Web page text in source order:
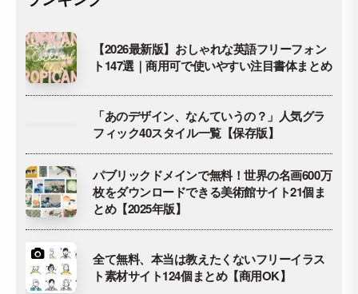
【2026最新版】おしゃれな英語フリーフォン
ト147選｜商用可で使いやすい注目書体まとめ
「あのデザイン、なんていうの？」人気グラ
フィック40スタイル一覧【保存版】
パブリックドメインで無料！世界の名画600万
枚をダウンロードできる美術館サイト21個ま
とめ【2025年版】
全て無料、本当は教えたくないフリーイラス
ト素材サイト124個まとめ【商用OK】